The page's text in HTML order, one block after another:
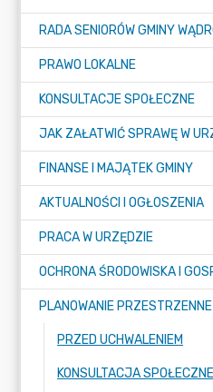
PRAWO LOKALNE
KONSULTACJE SPOŁECZNE
FINANSE I MAJĄTEK GMINY
AKTUALNOŚCI I OGŁOSZENIA
PRACA W URZĘDZIE
PLANOWANIE PRZESTRZENNE
PRZED UCHWALENIEM